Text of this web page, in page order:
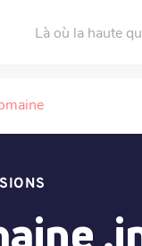
Là où la haute